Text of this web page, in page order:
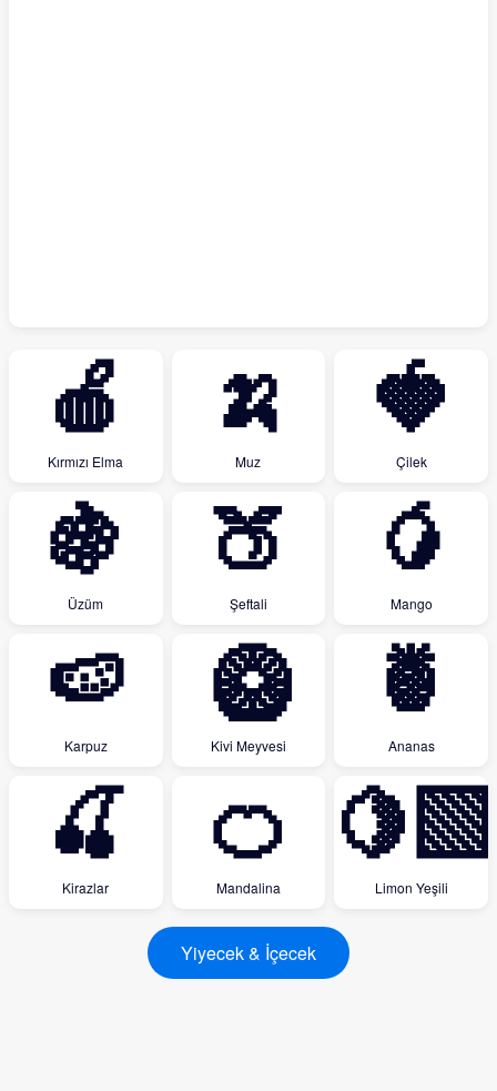
🍎
Kırmızı Elma
🍌
Muz
🍓
Çilek
🍇
Üzüm
🍑
Şeftali
🥭
Mango
🍉
Karpuz
🥝
Kivi Meyvesi
🍍
Ananas
🍒
Kirazlar
🍊
Mandalina
🍋‍🟩
Limon Yeşili
Yiyecek & İçecek